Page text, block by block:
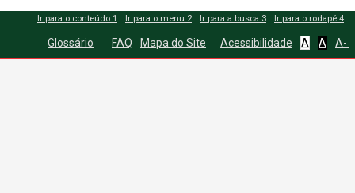
Ir para o conteúdo 1 Ir para o menu 2 Ir para a busca 3 Ir para o rodapé 4
Glossário FAQ Mapa do Site Acessibilidade A A A-